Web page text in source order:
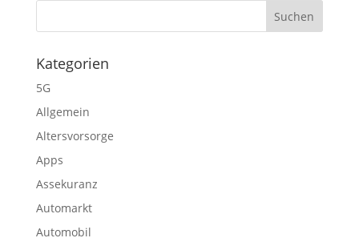
Kategorien
5G
Allgemein
Altersvorsorge
Apps
Assekuranz
Automarkt
Automobil